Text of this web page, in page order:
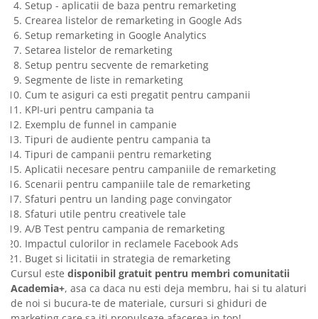
Setup - aplicatii de baza pentru remarketing
Crearea listelor de remarketing in Google Ads
Setup remarketing in Google Analytics
Setarea listelor de remarketing
Setup pentru secvente de remarketing
Segmente de liste in remarketing
Cum te asiguri ca esti pregatit pentru campanii
KPI-uri pentru campania ta
Exemplu de funnel in campanie
Tipuri de audiente pentru campania ta
Tipuri de campanii pentru remarketing
Aplicatii necesare pentru campaniile de remarketing
Scenarii pentru campaniile tale de remarketing
Sfaturi pentru un landing page convingator
Sfaturi utile pentru creativele tale
A/B Test pentru campania de remarketing
Impactul culorilor in reclamele Facebook Ads
Buget si licitatii in strategia de remarketing
Cursul este disponibil gratuit pentru membri comunitatii
Academia+, asa ca daca nu esti deja membru, hai si tu alaturi
de noi si bucura-te de materiale, cursuri si ghiduri de